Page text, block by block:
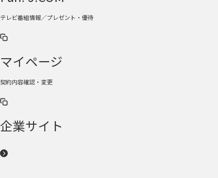
テレビ番組情報／プレゼント・優待
マイページ
契約内容確認・変更
企業サイト